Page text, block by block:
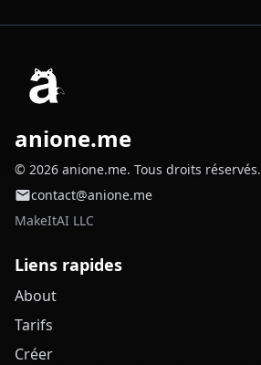
anione.me
© 2026 anione.me. Tous droits réservés.
contact@anione.me
MakeItAI LLC
Liens rapides
About
Tarifs
Créer